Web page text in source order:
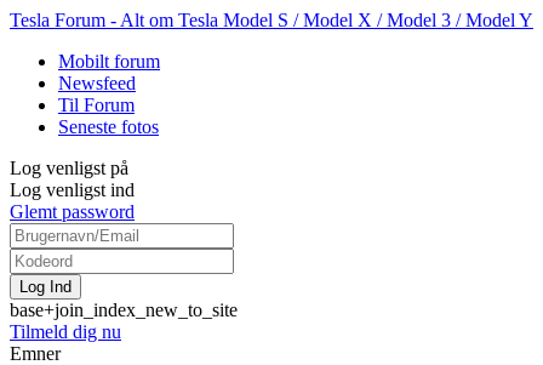
Tesla Forum - Alt om Tesla Model S / Model X / Model 3 / Model Y
Mobilt forum
Newsfeed
Til Forum
Seneste fotos
Log venligst på
Log venligst ind
Glemt password
base+join_index_new_to_site
Tilmeld dig nu
Emner